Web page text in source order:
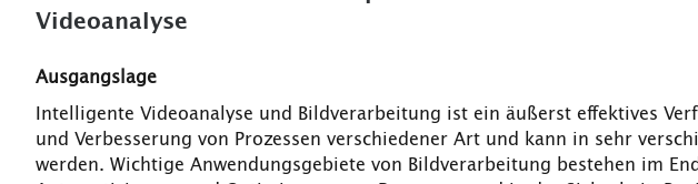
Videoanalyse
Ausgangslage
Intelligente Videoanalyse und Bildverarbeitung ist ein äußerst effektives
und Verbesserung von Prozessen verschiedener Art und kann in sehr
werden. Wichtige Anwendungsgebiete von Bildverarbeitung bestehen im